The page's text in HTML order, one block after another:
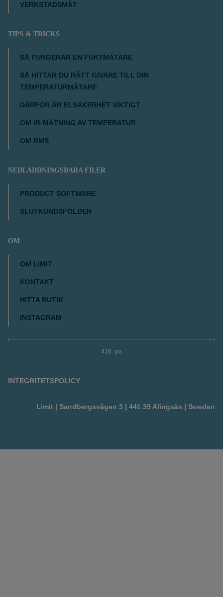
VERKSTADSMÄT
TIPS & TRICKS
SÅ FUNGERAR EN FUKTMÄTARE
SÅ HITTAR DU RÄTT GIVARE TILL DIN
TEMPERATURMÄTARE
DÄRFÖR ÄR ELSÄKERHET VIKTIGT
OM IR-MÄTNING AV TEMPERATUR
OM RMS
NEDLADDNINGSBARA FILER
PRODUCT SOFTWARE
SLUTKUNDSFOLDER
OM
OM LIMIT
KONTAKT
HITTA BUTIK
INSTAGRAM
416 px
INTEGRITETSPOLICY
Limit | Sandbergsvägen 3 | 441 39 Alingsås | Sweden